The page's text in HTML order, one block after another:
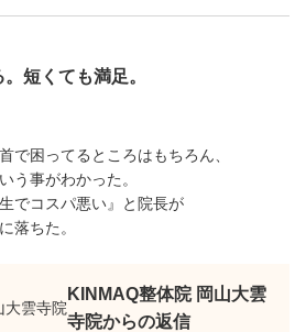
短くても満足。
で困ってるところはもちろん、
う事がわかった。
でコスパ悪い』と院長が
落ちた。
KINMAQ整体院 岡山大雲
寺院からの返信